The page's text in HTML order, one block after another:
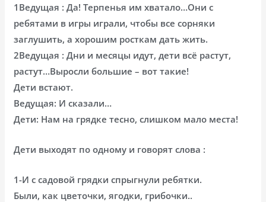
1Ведущая : Да! Терпенья им хватало…Они с
ребятами в игры играли, чтобы все сорняки
заглушить, а хорошим росткам дать жить.
2Ведущая : Дни и месяцы идут, дети всё растут,
растут…Выросли большие – вот такие!
Дети встают.
Ведущая: И сказали…
Дети: Нам на грядке тесно, слишком мало места!
Дети выходят по одному и говорят слова :
1-И с садовой грядки спрыгнули ребятки.
Были, как цветочки, ягодки, грибочки..